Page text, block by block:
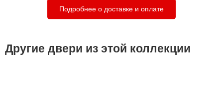
Подробнее о доставке и оплате
Другие двери из этой коллекции